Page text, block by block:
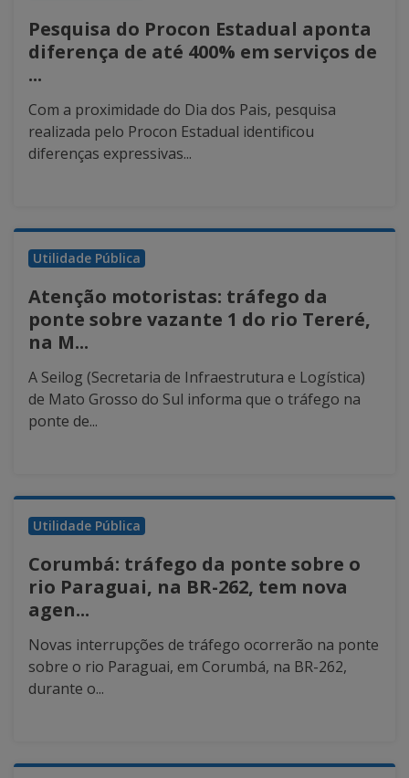
Pesquisa do Procon Estadual aponta
diferença de até 400% em serviços de
...
Com a proximidade do Dia dos Pais, pesquisa
realizada pelo Procon Estadual identificou
diferenças expressivas...
Utilidade Pública
Atenção motoristas: tráfego da
ponte sobre vazante 1 do rio Tereré,
na M...
A Seilog (Secretaria de Infraestrutura e Logística)
de Mato Grosso do Sul informa que o tráfego na
ponte de...
Utilidade Pública
Corumbá: tráfego da ponte sobre o
rio Paraguai, na BR-262, tem nova
agen...
Novas interrupções de tráfego ocorrerão na ponte
sobre o rio Paraguai, em Corumbá, na BR-262,
durante o...